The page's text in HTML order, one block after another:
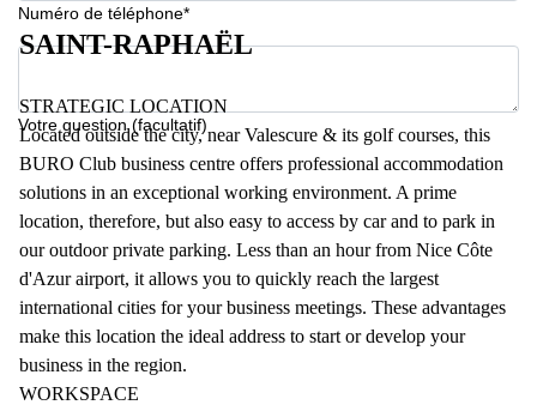
Numéro de téléphone*
Votre question (facultatif)
SAINT-RAPHAËL
STRATEGIC LOCATION
Located outside the city, near Valescure & its golf courses, this
BURO Club business centre offers professional accommodation
solutions in an exceptional working environment. A prime
location, therefore, but also easy to access by car and to park in
our outdoor private parking. Less than an hour from Nice Côte
d'Azur airport, it allows you to quickly reach the largest
international cities for your business meetings. These advantages
make this location the ideal address to start or develop your
business in the region.
WORKSPACE